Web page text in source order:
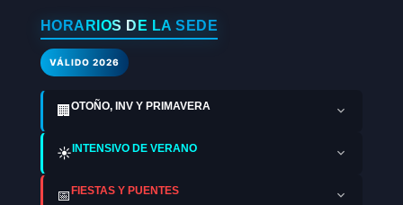
HORARIOS DE LA SEDE
VÁLIDO 2026
🏢OTOÑO, INV Y PRIMAVERA
☀️ INTENSIVO DE VERANO
📅 FIESTAS Y PUENTES